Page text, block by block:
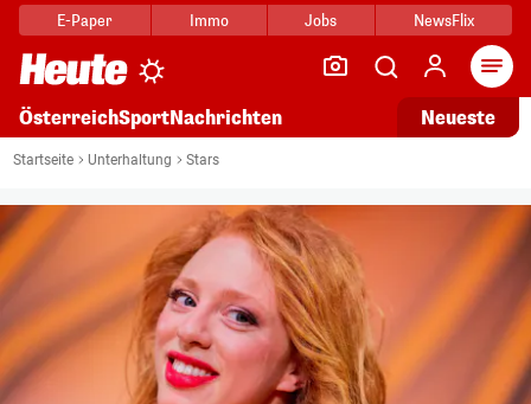
E-Paper Immo Jobs NewsFlix
ÖsterreichSportNachrichten Neueste
Startseite Unterhaltung Stars